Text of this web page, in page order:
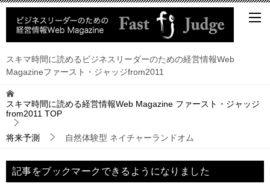
スキマ時間に読めるビジネスリーダーのための経営情報Web
Magazineファースト・ジャッジfrom2011
スキマ時間に読める経営情報Web Magazine ファースト・ジャッジ
from2011 TOP
将来予測 自然体験型 ネイチャーランドオム
記事をブックマークできるようになりました